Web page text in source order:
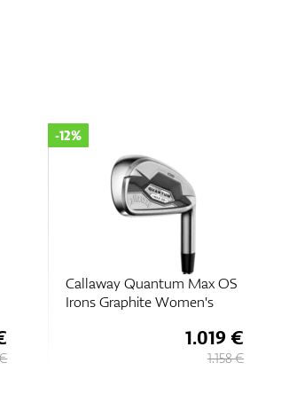
Callaway Quantum Max OS
Irons Graphite Women's
-12%
1.019 €
1.158 €